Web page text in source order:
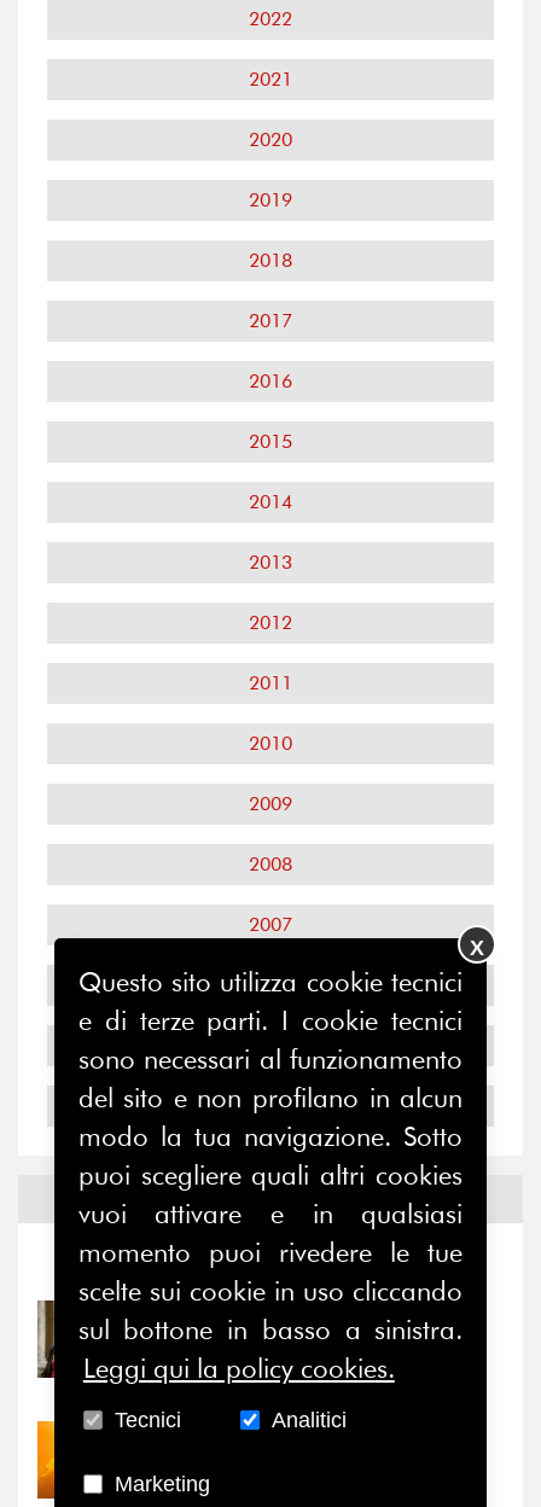
2022
2021
2020
2019
2018
2017
2016
2015
2014
2013
2012
2011
2010
2009
2008
2007
2006
2005
2004
Notizie ed Eventi
Notizie - Eventi
31/07/2026
Prima della pausa estiva,
il valore di...
Nove anni dopo la
“grande cecità”: la...
Questo sito utilizza cookie tecnici
e di terze parti. I cookie tecnici
sono necessari al funzionamento
del sito e non profilano in alcun
modo la tua navigazione. Sotto
puoi scegliere quali altri cookies
vuoi attivare e in qualsiasi
momento puoi rivedere le tue
scelte sui cookie in uso cliccando
sul bottone in basso a sinistra.
Leggi qui la policy cookies.
Tecnici Analitici
Marketing
X